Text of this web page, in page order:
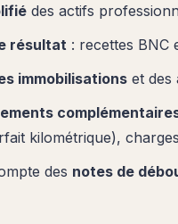
des actifs
résultat : recettes BNC
immobilisations et des
kilométrique),
des notes de